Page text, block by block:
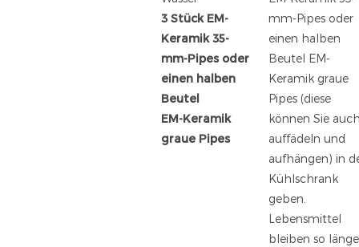
3 Stück EM-
Keramik 35-
mm-Pipes oder
einen halben
Beutel
EM-Keramik
graue Pipes
mm-Pipes oder
einen halben
Beutel EM-
Keramik graue
Pipes (diese
können Sie
auffädeln und
aufhängen) in
Kühlschrank
geben.
Lebensmittel
bleiben so